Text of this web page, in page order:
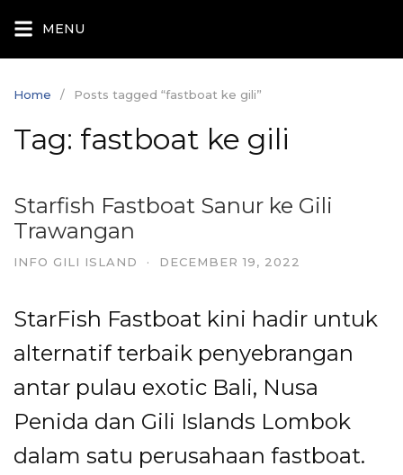
to
content
MENU
Home Posts tagged “fastboat ke gili”
Tag: fastboat ke gili
Starfish Fastboat Sanur ke Gili
Trawangan
INFO GILI ISLAND · DECEMBER 19, 2022
StarFish Fastboat kini hadir untuk
alternatif terbaik penyebrangan
antar pulau exotic Bali, Nusa
Penida dan Gili Islands Lombok
dalam satu perusahaan fastboat.